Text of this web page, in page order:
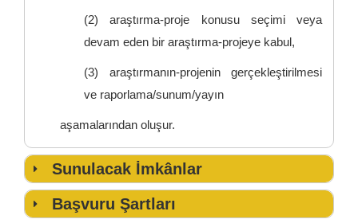
(2) araştırma-proje konusu seçimi veya
devam eden bir araştırma-projeye kabul,
(3) araştırmanın-projenin gerçekleştirilmesi
ve raporlama/sunum/yayın
aşamalarından oluşur.
Sunulacak İmkânlar
Başvuru Şartları